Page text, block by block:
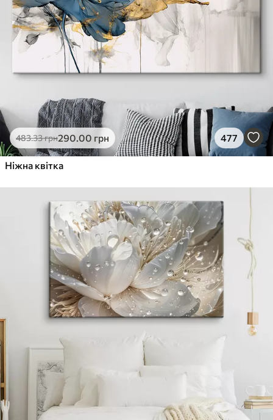
483.33грн290.00 грн 477
Ніжна квітка